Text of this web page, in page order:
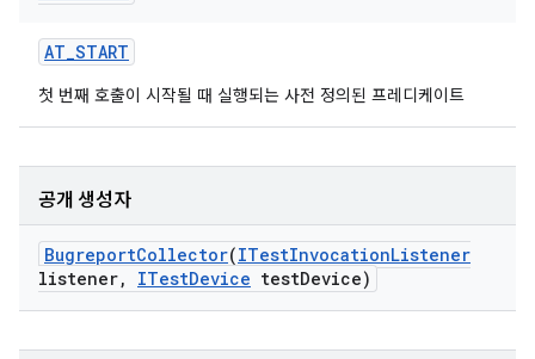
AT_START
첫 번째 호출이 시작될 때 실행되는 사전 정의된 프레디케이트
공개 생성자
BugreportCollector(ITestInvocationListener
listener, ITestDevice testDevice)